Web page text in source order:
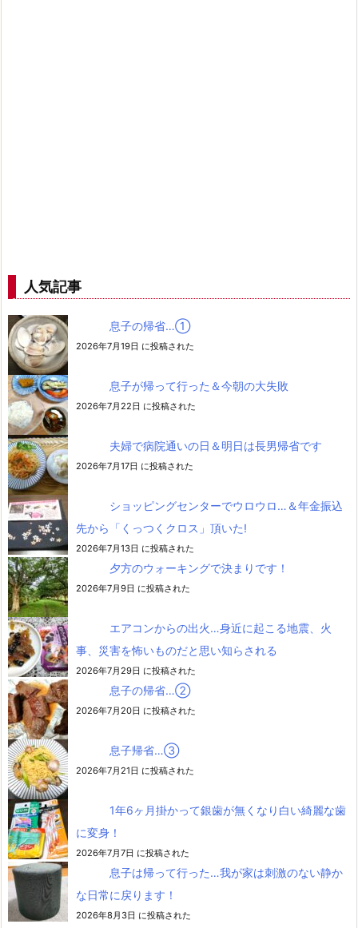
人気記事
息子の帰省…➀
2026年7月19日 に投稿された
息子が帰って行った＆今朝の大失敗
2026年7月22日 に投稿された
夫婦で病院通いの日＆明日は長男帰省です
2026年7月17日 に投稿された
ショッピングセンターでウロウロ…＆年金振込
先から「くっつくクロス」頂いた!
2026年7月13日 に投稿された
夕方のウォーキングで決まりです！
2026年7月9日 に投稿された
エアコンからの出火…身近に起こる地震、火
事、災害を怖いものだと思い知らされる
2026年7月29日 に投稿された
息子の帰省…②
2026年7月20日 に投稿された
息子帰省…③
2026年7月21日 に投稿された
1年6ヶ月掛かって銀歯が無くなり白い綺麗な歯
に変身！
2026年7月7日 に投稿された
息子は帰って行った…我が家は刺激のない静か
な日常に戻ります！
2026年8月3日 に投稿された